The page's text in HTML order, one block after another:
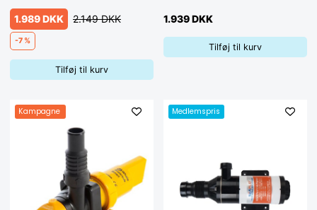
1.989 DKK 2.149 DKK
-7 %
Tilføj til kurv
1.939 DKK
Tilføj til kurv
Kampagne Medlemspris